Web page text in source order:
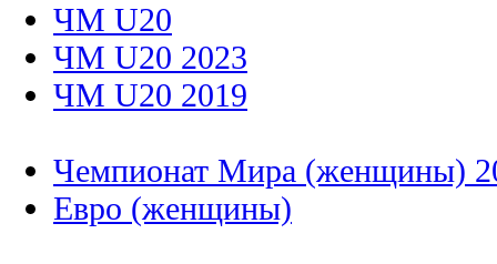
ЧМ U20
ЧМ U20 2023
ЧМ U20 2019
Чемпионат Мира (женщины)
Евро (женщины)